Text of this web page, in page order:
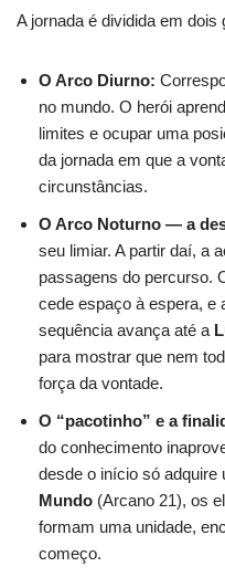
A jornada é dividida em dois
O Arco Diurno:
no mundo. O herói
limites e ocupar uma
da jornada em que a
circunstâncias.
O Arco Noturno — a
seu limiar. A partir daí, a
passagens do percurso.
cede espaço à espera, e
sequência avança até a
para mostrar que nem
força da vontade.
O “pacotinho” e a
do conhecimento
desde o início só adquire
Mundo (Arcano 21), os
formam uma unidade,
começo.